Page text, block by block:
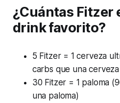
¿Cuántas Fitzer
drink favorito?
5 Fitzer = 1 cerveza
carbs que una
30 Fitzer = 1 paloma
una paloma)